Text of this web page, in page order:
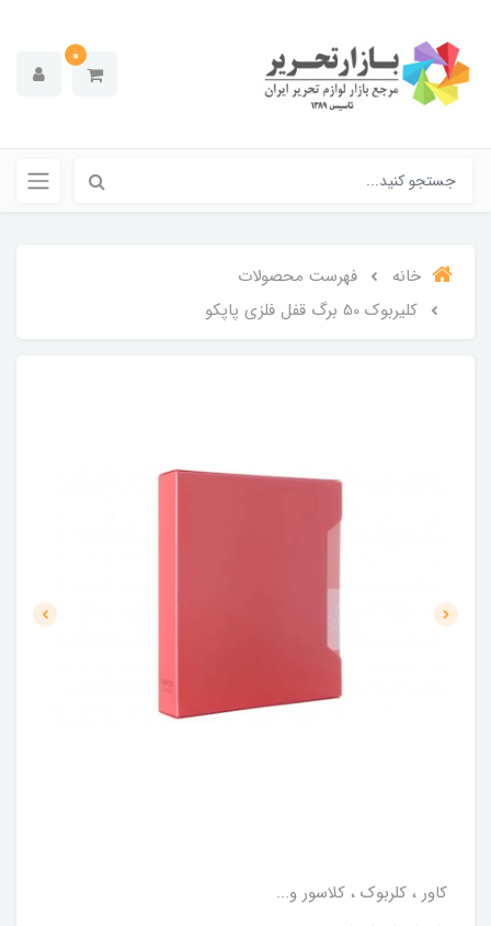
0
خانه
فهرست محصولات
کلیربوک 50 برگ قفل فلزی پاپکو
کاور ، کلربوک ، کلاسور و...